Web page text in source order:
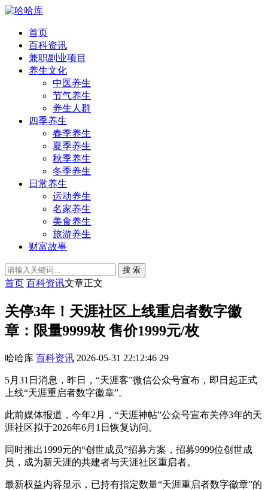
首页
百科资讯
兼职副业项目
养生文化
中医养生
节气养生
养生人群
四季养生
春季养生
夏季养生
秋季养生
冬季养生
日常养生
运动养生
名家养生
美食养生
旅游养生
财富故事
搜 索
首页 百科资讯文章正文
关停3年！天涯社区上线重启者数字徽
章：限量9999枚 售价1999元/枚
哈哈库 百科资讯 2026-05-31 22:12:46 29
5月31日消息，昨日，“天涯客”微信公众号宣布，即日起正式
上线“天涯重启者数字徽章”。
此前媒体报道，今年2月，“天涯神帖”公众号宣布关停3年的天
涯社区拟于2026年6月1日恢复访问。
同时推出1999元的“创世成员”招募方案，招募9999位创世成
员，成为新天涯的共建者与天涯社区重启者。
最新权益内容显示，已持有指定数量“天涯重启者数字徽章”的